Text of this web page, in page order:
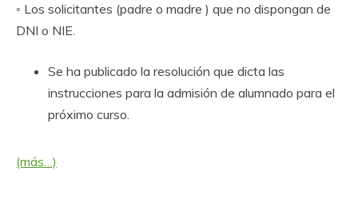
◦ Los solicitantes (padre o madre ) que no dispongan de
DNI o NIE.
Se ha publicado la resolución que dicta las
instrucciones para la admisión de alumnado para el
próximo curso.
(más…)